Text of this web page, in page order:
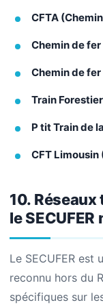
CFTA
Chemin de
Chemin de
Train
P tit Train de
CFT
10.
le
Le SECUFER
reconnu hors du
spécifiques sur